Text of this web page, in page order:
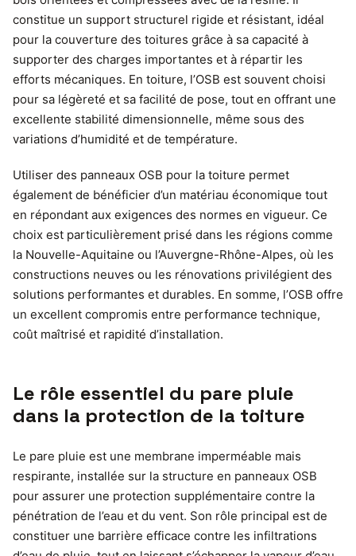
constitue un support structurel rigide et résistant, idéal
pour la couverture des toitures grâce à sa capacité à
supporter des charges importantes et à répartir les
efforts mécaniques. En toiture, l’OSB est souvent choisi
pour sa légèreté et sa facilité de pose, tout en offrant une
excellente stabilité dimensionnelle, même sous des
variations d’humidité et de température.
Utiliser des panneaux OSB pour la toiture permet
également de bénéficier d’un matériau économique tout
en répondant aux exigences des normes en vigueur. Ce
choix est particulièrement prisé dans les régions comme
la Nouvelle-Aquitaine ou l’Auvergne-Rhône-Alpes, où les
constructions neuves ou les rénovations privilégient des
solutions performantes et durables. En somme, l’OSB offre
un excellent compromis entre performance technique,
coût maîtrisé et rapidité d’installation.
Le rôle essentiel du pare pluie
dans la protection de la toiture
Le pare pluie est une membrane imperméable mais
respirante, installée sur la structure en panneaux OSB
pour assurer une protection supplémentaire contre la
pénétration de l’eau et du vent. Son rôle principal est de
constituer une barrière efficace contre les infiltrations